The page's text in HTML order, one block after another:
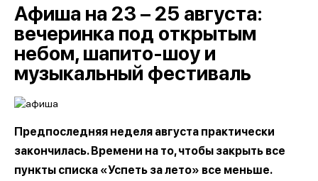
Афиша на 23 – 25 августа:
вечеринка под открытым
небом, шапито-шоу и
музыкальный фестиваль
Предпоследняя неделя августа практически
закончилась. Времени на то, чтобы закрыть все
пункты списка «Успеть за лето» все меньше.